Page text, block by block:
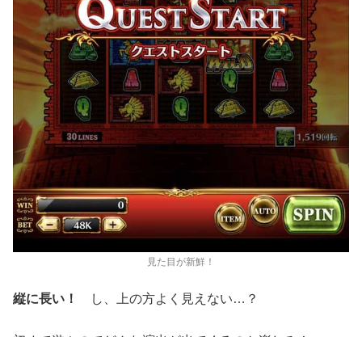
見た目が新鮮！
縦に長い！ し、上の方よく見えない… ？